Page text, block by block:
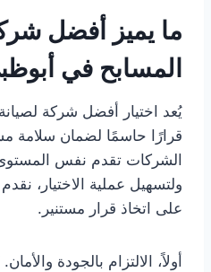
ما يميز أفضل
المسابح في
يُعد اختيار أفضل شركة
قرارًا حاسمًا لضمان سلامة
الشركات تقدم نفس المستوى
ولتسهيل عملية الاختيار،
على اتخاذ قرار مستنير.
أولاً، الالتزام بالجودة